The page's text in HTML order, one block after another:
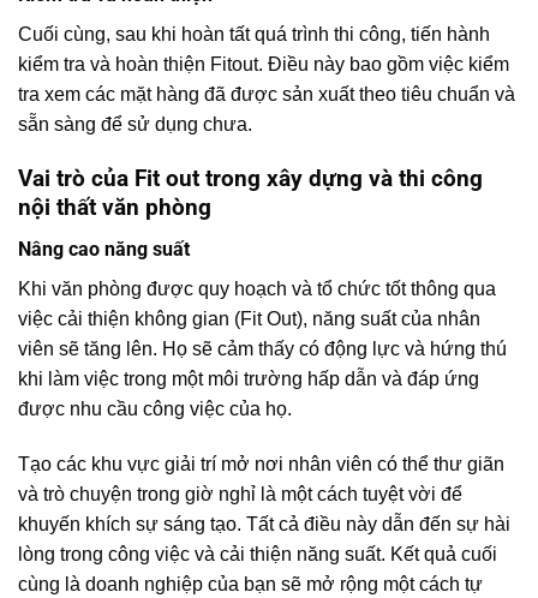
Cuối cùng, sau khi hoàn tất quá trình thi công, tiến hành
kiểm tra và hoàn thiện Fitout. Điều này bao gồm việc kiểm
tra xem các mặt hàng đã được sản xuất theo tiêu chuẩn và
sẵn sàng để sử dụng chưa.
Vai trò của Fit out trong xây dựng và thi công
nội thất văn phòng
Nâng cao năng suất
Khi văn phòng được quy hoạch và tổ chức tốt thông qua
việc cải thiện không gian (Fit Out), năng suất của nhân
viên sẽ tăng lên. Họ sẽ cảm thấy có động lực và hứng thú
khi làm việc trong một môi trường hấp dẫn và đáp ứng
được nhu cầu công việc của họ.
Tạo các khu vực giải trí mở nơi nhân viên có thể thư giãn
và trò chuyện trong giờ nghỉ là một cách tuyệt vời để
khuyến khích sự sáng tạo. Tất cả điều này dẫn đến sự hài
lòng trong công việc và cải thiện năng suất. Kết quả cuối
cùng là doanh nghiệp của bạn sẽ mở rộng một cách tự